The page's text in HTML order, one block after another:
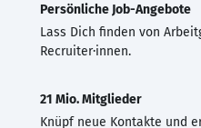
Persönliche Job-Angebote
Lass Dich finden von
Recruiter·innen.
21 Mio. Mitglieder
Knüpf neue Kontakte und